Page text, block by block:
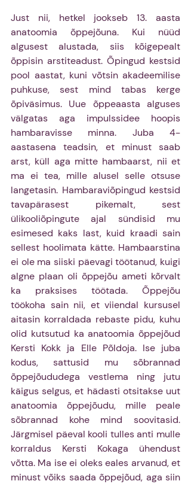
Just nii, hetkel jookseb 13. aasta
anatoomia õppejõuna. Kui nüüd
algusest alustada, siis kõigepealt
õppisin arstiteadust. Õpingud kestsid
pool aastat, kuni võtsin akadeemilise
puhkuse, sest mind tabas kerge
õpiväsimus. Uue õppeaasta alguses
välgatas aga impulssidee hoopis
hambaravisse minna. Juba 4-
aastasena teadsin, et minust saab
arst, küll aga mitte hambaarst, nii et
ma ei tea, mille alusel selle otsuse
langetasin. Hambaraviõpingud kestsid
tavapärasest pikemalt, sest
ülikooliõpingute ajal sündisid mu
esimesed kaks last, kuid kraadi sain
sellest hoolimata kätte. Hambaarstina
ei ole ma siiski päevagi töötanud, kuigi
algne plaan oli õppejõu ameti kõrvalt
ka praksises töötada. Õppejõu
töökoha sain nii, et viiendal kursusel
aitasin korraldada rebaste pidu, kuhu
olid kutsutud ka anatoomia õppejõud
Kersti Kokk ja Elle Põldoja. Ise juba
kodus, sattusid mu sõbrannad
õppejõududega vestlema ning jutu
käigus selgus, et hädasti otsitakse uut
anatoomia õppejõudu, mille peale
sõbrannad kohe mind soovitasid.
Järgmisel päeval kooli tulles anti mulle
korraldus Kersti Kokaga ühendust
võtta. Ma ise ei oleks eales arvanud, et
minust võiks saada õppejõud, aga siin